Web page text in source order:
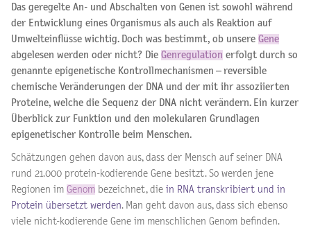
Das geregelte An- und Abschalten von Genen ist sowohl während
der Entwicklung eines Organismus als auch als Reaktion auf
Umwelteinflüsse wichtig. Doch was bestimmt, ob unsere Gene
abgelesen werden oder nicht? Die Genregulation erfolgt durch so
genannte epigenetische Kontrollmechanismen – reversible
chemische Veränderungen der DNA und der mit ihr assoziierten
Proteine, welche die Sequenz der DNA nicht verändern. Ein kurzer
Überblick zur Funktion und den molekularen Grundlagen
epigenetischer Kontrolle beim Menschen.
Schätzungen gehen davon aus, dass der Mensch auf seiner DNA
rund 21.000 protein-kodierende Gene besitzt. So werden jene
Regionen im Genom bezeichnet, die in RNA transkribiert und in
Protein übersetzt werden. Man geht davon aus, dass sich ebenso
viele nicht-kodierende Gene im menschlichen Genom befinden.